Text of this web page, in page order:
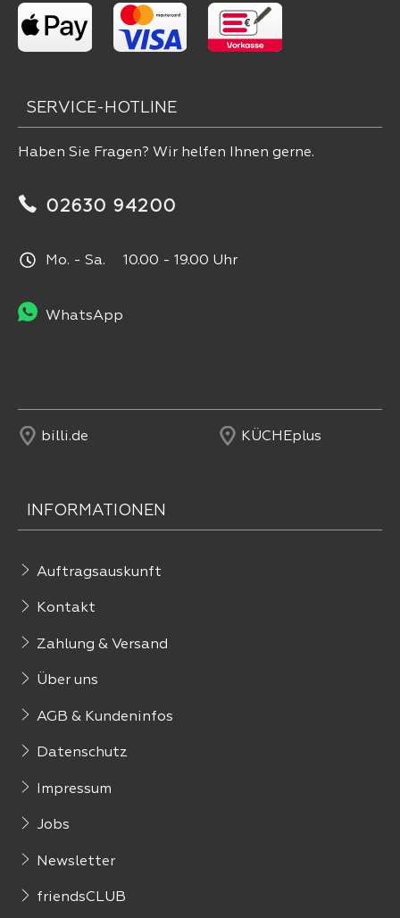
SERVICE-HOTLINE
Haben Sie Fragen? Wir helfen Ihnen gerne.
02630 94200
Mo. - Sa. 10.00 - 19.00 Uhr
WhatsApp
billi.de KÜCHEplus
INFORMATIONEN
Auftragsauskunft
Kontakt
Zahlung & Versand
Über uns
AGB & Kundeninfos
Datenschutz
Impressum
Jobs
Newsletter
friendsCLUB